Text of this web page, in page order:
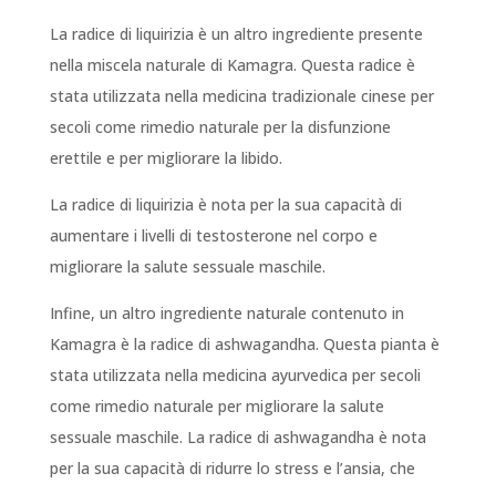
La radice di liquirizia è un altro ingrediente presente
nella miscela naturale di Kamagra. Questa radice è
stata utilizzata nella medicina tradizionale cinese per
secoli come rimedio naturale per la disfunzione
erettile e per migliorare la libido.
La radice di liquirizia è nota per la sua capacità di
aumentare i livelli di testosterone nel corpo e
migliorare la salute sessuale maschile.
Infine, un altro ingrediente naturale contenuto in
Kamagra è la radice di ashwagandha. Questa pianta è
stata utilizzata nella medicina ayurvedica per secoli
come rimedio naturale per migliorare la salute
sessuale maschile. La radice di ashwagandha è nota
per la sua capacità di ridurre lo stress e l’ansia, che